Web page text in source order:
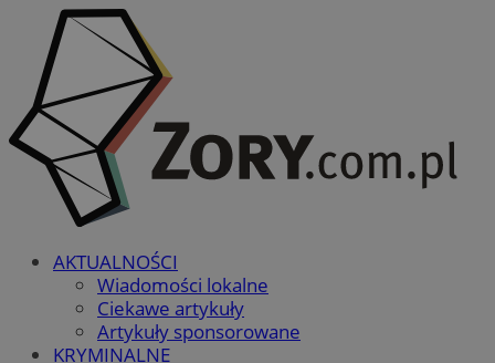
AKTUALNOŚCI
Wiadomości lokalne
Ciekawe artykuły
Artykuły sponsorowane
KRYMINALNE